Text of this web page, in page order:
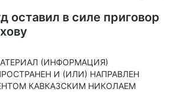
оставил в силе приговор
(ИНФОРМАЦИЯ)
И (ИЛИ) НАПРАВЛЕН
КАВКАЗСКИМ НИКОЛАЕМ